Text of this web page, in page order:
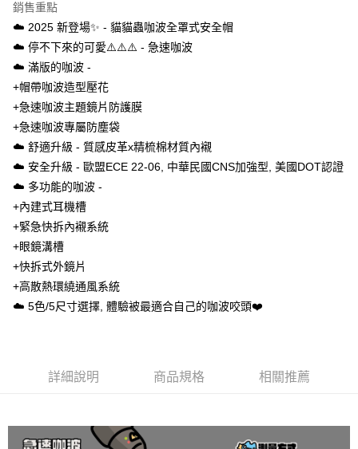
臺灣中小企業銀行
匯豐（台灣）商業銀行
華泰商業銀行
聯邦商業銀行
元大商業銀行
玉山商業銀行
台灣樂天信用卡公司
Apple Pay
街口支付
悠遊付
Google Pay
全盈+PAY
大哥付你分期
相關說明
1.本服務由台灣大哥大提供，台灣大哥大用戶可立即使用無須另外申請。
2.付款方式選擇「大哥付你分期」，訂單成立後會自動跳轉到大哥付的交易
流程，驗證手機門號後，選擇欲分期的期數、繳款截止日，確認付款後即完
成交易。
3.實際核准額度、可分期數及費用金額請依後續交易確認頁面所載為準。
4.訂單成立30分鐘內，如未前往確認交易或遇審核未通過，訂單將自動取
法說明評估內容。
2.透過簡訊連結打開帳單後，可選擇「超商條碼／台灣大直營門市／銀行轉
帳／街口支付／iPASS MONEY」等通路繳費。
1.本服務係由「台灣大哥大股份有限公司」（以下簡稱本公司）所提供，讓
用戶於交易時，得透過本服務購買商品或服務，並由商店將買賣／分期付款
AFTEE先享後付
相關說明
【關於「AFTEE先享後付」】
AFTEE先享後付是「在收到商品之後才付款」的支付方式。 讓您購物簡單
便利好安心！
１．簡單：不需註冊會員、不需綁卡、不需儲值。
２．便利：只要手機號碼，簡訊認證，即可結帳。
結帳頁面，進行簡訊認證並確認金額後，即可完成結帳。
※ 請注意：結帳手續完成當下不需立刻繳費，但若您需要取消訂單，請聯絡
購買商品的店家。未經商家同意取消之訂單仍視為有效，需透過AFTEE先享
付款後全家取貨
7-11取貨付款
銷售重點
☁️ 2025 新登場✨ - 貓貓蟲咖波全罩式安全帽
☁️ 停不下來的可愛⚠️⚠️⚠️ - 急速咖波
☁️ 滿版的咖波 -
+帽帶咖波造型壓花
+急速咖波主題鏡片防護膜
+急速咖波專屬防塵袋
☁️ 舒適升級 - 質感皮革x精梳棉材質內襯
☁️ 安全升級 - 歐盟ECE 22-06, 中華民國CNS加強型, 美國DOT認證
☁️ 多功能的咖波 -
+內建式耳機槽
+緊急快拆內襯系統
+眼鏡溝槽
+快拆式外鏡片
+高散熱環繞通風系統
☁️ 5色/5尺寸選擇, 體驗被最適合自己的咖波咬頭❤️
詳細說明 商品規格 相關推薦